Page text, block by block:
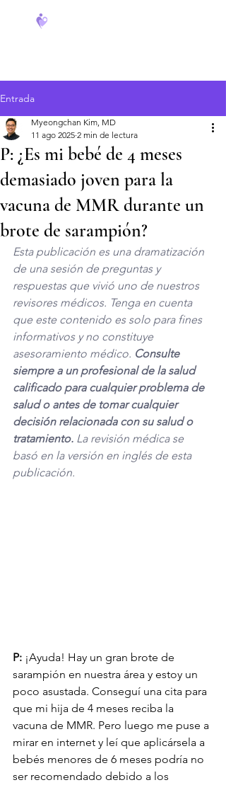
Entrada
P: ¿Es mi bebé de 4 meses
demasiado joven para la
vacuna de MMR durante un
brote de sarampión?
Myeongchan Kim, MD
11 ago 2025 2 min de lectura
Esta publicación es una dramatización
de una sesión de preguntas y
respuestas que vivió uno de nuestros
revisores médicos. Tenga en cuenta
que este contenido es solo para fines
informativos y no constituye
asesoramiento médico. Consulte
siempre a un profesional de la salud
calificado para cualquier problema de
salud o antes de tomar cualquier
decisión relacionada con su salud o
tratamiento. La revisión médica se
basó en la versión en inglés de esta
publicación.
P: ¡Ayuda! Hay un gran brote de
sarampión en nuestra área y estoy un
poco asustada. Conseguí una cita para
que mi hija de 4 meses reciba la
vacuna de MMR. Pero luego me puse a
mirar en internet y leí que aplicársela a
bebés menores de 6 meses podría no
ser recomendado debido a los